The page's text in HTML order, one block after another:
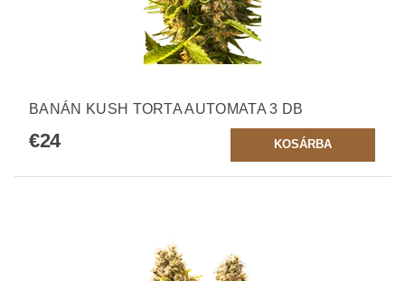
BANÁN KUSH TORTA AUTOMATA 3 DB
€24